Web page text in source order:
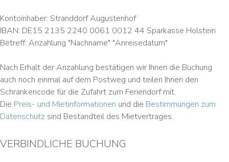
Kontoinhaber: Stranddorf Augustenhof
IBAN: DE15 2135 2240 0061 0012 44 Sparkasse Holstein
Betreff: Anzahlung "Nachname" "Anreisedatum"
Nach Erhalt der Anzahlung bestätigen wir Ihnen die Buchung
auch noch einmal auf dem Postweg und teilen Ihnen den
Schrankencode für die Zufahrt zum Feriendorf mit.
Die Preis- und Mietinformationen und die Bestimmungen zum
Datenschutz sind Bestandteil des Mietvertrages.
VERBINDLICHE BUCHUNG